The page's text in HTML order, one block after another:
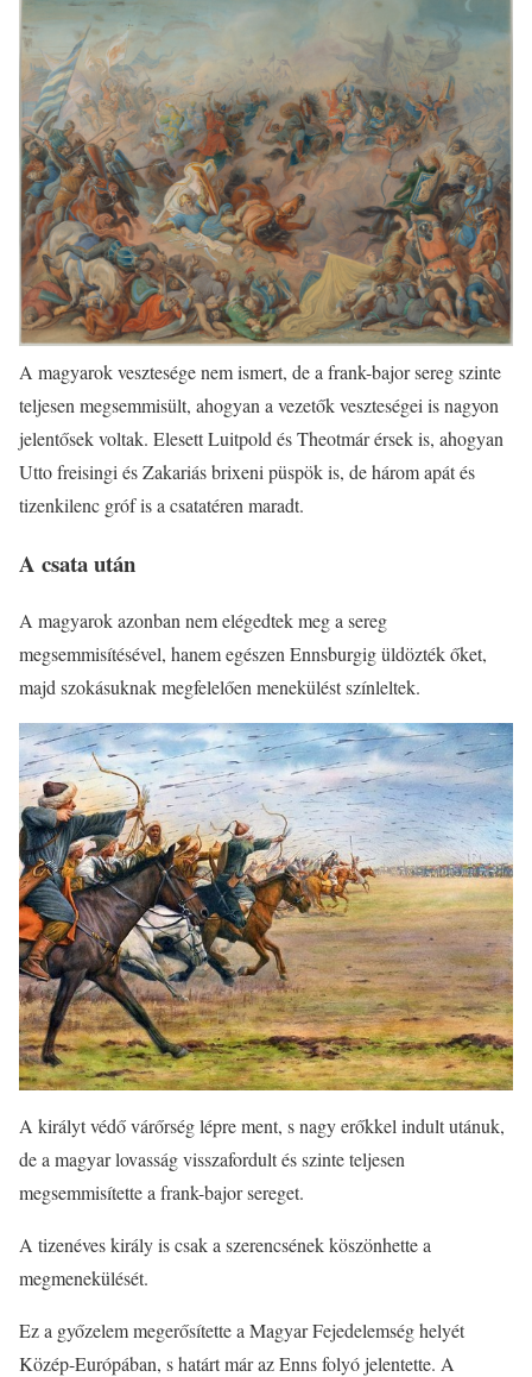
A magyarok vesztesége nem ismert, de a frank-bajor sereg szinte
teljesen megsemmisült, ahogyan a vezetők veszteségei is nagyon
jelentősek voltak. Elesett Luitpold és Theotmár érsek is, ahogyan
Utto freisingi és Zakariás brixeni püspök is, de három apát és
tizenkilenc gróf is a csatatéren maradt.
A csata után
A magyarok azonban nem elégedtek meg a sereg
megsemmisítésével, hanem egészen Ennsburgig üldözték őket,
majd szokásuknak megfelelően menekülést színleltek.
A királyt védő várőrség lépre ment, s nagy erőkkel indult utánuk,
de a magyar lovasság visszafordult és szinte teljesen
megsemmisítette a frank-bajor sereget.
A tizenéves király is csak a szerencsének köszönhette a
megmenekülését.
Ez a győzelem megerősítette a Magyar Fejedelemség helyét
Közép-Európában, s határt már az Enns folyó jelentette. A